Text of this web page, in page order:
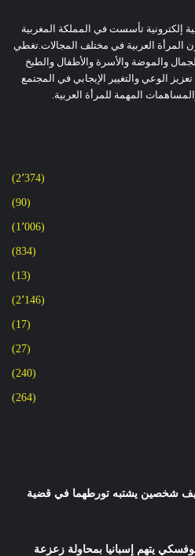
إلكترونية تأسست في المملكة المغربية
2012، تعنى بشؤون المرأة العربية في مختلف المجالات.تغطي
والموضة والأسرة والأطفال والطبخ
الوعي والتغيير الإيجابي في المجتمع
المهمة للمرأة العربية.
(2٬374)
(90)
(1٬006)
(834)
(13)
(2٬146)
(17)
(27)
(240)
(264)
شخصين يشتبه تورطهما في قضية
يتهم إسبانيا بمحاولة زعزعة